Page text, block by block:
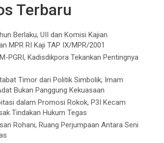
Terbaru
Berlaku, UII dan Komisi Kajian
MPR RI Kaji TAP IX/MPR/2001
PGRI, Kadisdikpora Tekankan Pentingnya
Timor dari Politik Simbolik, Imam
Bukan Panggung Kekuasaan
dalam Promosi Rokok, P3I Kecam
Tindakan Hukum Tegas
Rohani, Ruang Perjumpaan Antara Seni